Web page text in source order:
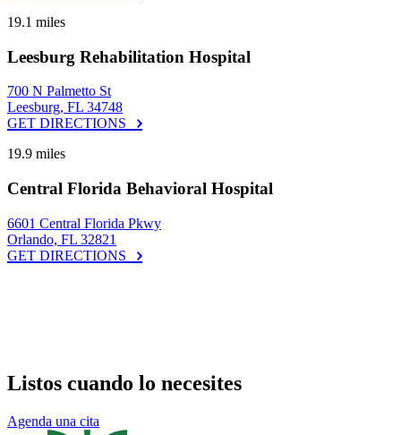
19.1 miles
Leesburg Rehabilitation Hospital
700 N Palmetto St
Leesburg, FL 34748
GET DIRECTIONS
19.9 miles
Central Florida Behavioral Hospital
6601 Central Florida Pkwy
Orlando, FL 32821
GET DIRECTIONS
Listos cuando lo necesites
Agenda una cita